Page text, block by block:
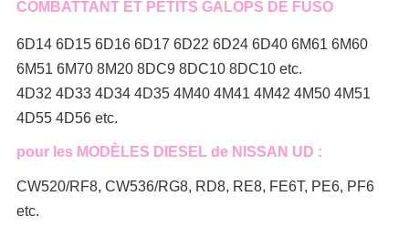
COMBATTANT ET PETITS GALOPS DE FUSO
6D14 6D15 6D16 6D17 6D22 6D24 6D40 6M61 6M60
6M51 6M70 8M20 8DC9 8DC10 8DC10 etc.
4D32 4D33 4D34 4D35 4M40 4M41 4M42 4M50 4M51
4D55 4D56 etc.
pour les MODÈLES DIESEL de NISSAN UD :
CW520/RF8, CW536/RG8, RD8, RE8, FE6T, PE6, PF6
etc.